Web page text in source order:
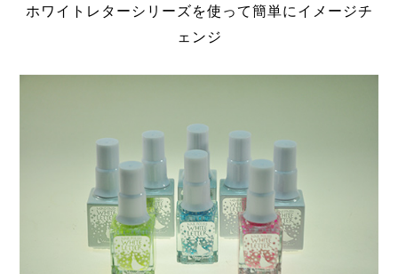
ホワイトレターシリーズを使って簡単にイメージチ
ェンジ